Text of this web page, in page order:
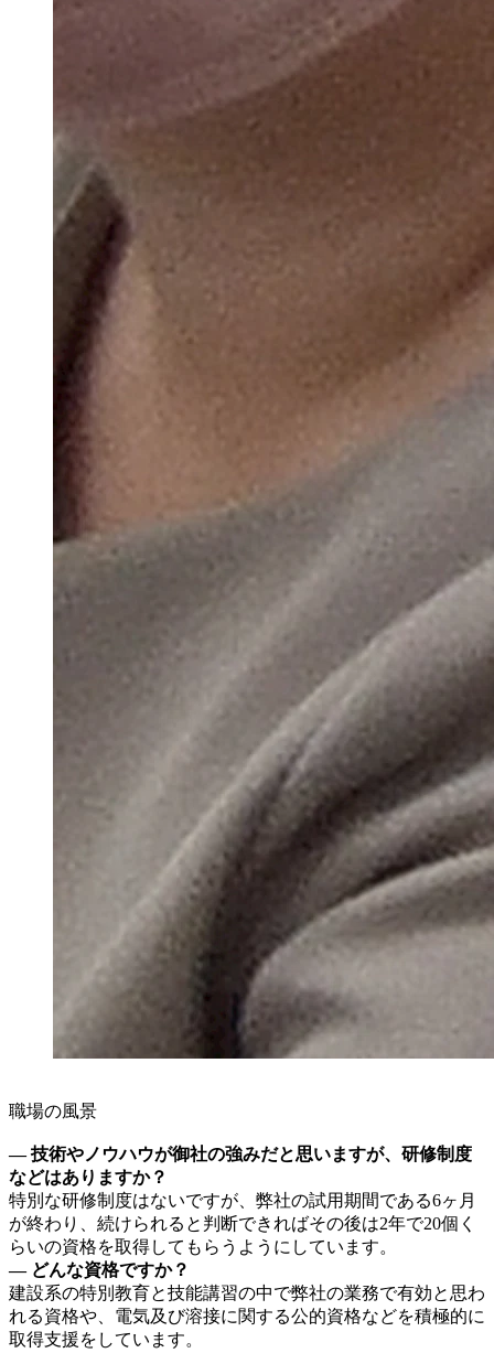
職場の風景
― 技術やノウハウが御社の強みだと思いますが、研修制度
などはありますか？
特別な研修制度はないですが、弊社の試用期間である6ヶ月
が終わり、続けられると判断できればその後は2年で20個く
らいの資格を取得してもらうようにしています。
― どんな資格ですか？
建設系の特別教育と技能講習の中で弊社の業務で有効と思わ
れる資格や、電気及び溶接に関する公的資格などを積極的に
取得支援をしています。